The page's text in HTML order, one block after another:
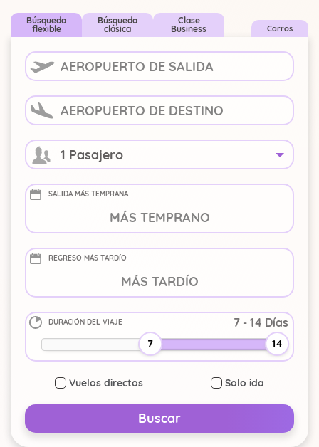
Búsqueda
flexible
Búsqueda
clásica
Clase
Business
Carros
1 Pasajero
+
SALIDA MÁS TEMPRANA
REGRESO MÁS TARDÍO
DURACIÓN DEL VIAJE
7 14
Vuelos directos Solo ida
Buscar